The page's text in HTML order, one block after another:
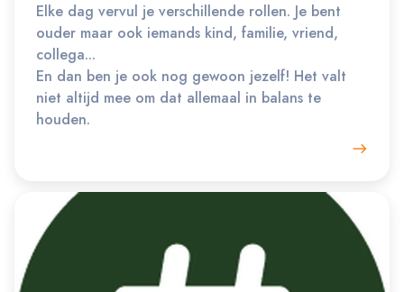
Elke dag vervul je verschillende rollen. Je bent
ouder maar ook iemands kind, familie, vriend,
collega...
En dan ben je ook nog gewoon jezelf! Het valt
niet altijd mee om dat allemaal in balans te
houden.